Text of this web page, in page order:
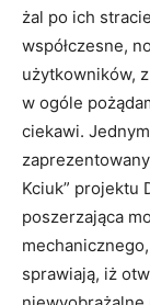
żal po ich
współczesne,
użytkowników,
w ogóle
ciekawi.
Kciuk” projektu
poszerzająca
sprawiają, iż